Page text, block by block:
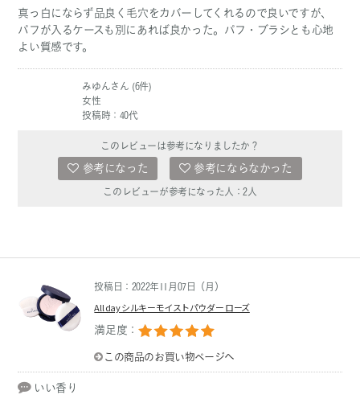
真っ白にならず品良く毛穴をカバーしてくれるので良いですが、
パフが入るケースも別にあれば良かった。パフ・ブラシとも心地
よい質感です。
みゆんさん (6件)
女性
投稿時：40代
このレビューは参考になりましたか？
参考になった 参考にならなかった
このレビューが参考になった人：2 人
投稿日：2022年11月07日（月）
All day シルキーモイストパウダー ローズ
満足度：
この商品のお買い物ページへ
いい香り